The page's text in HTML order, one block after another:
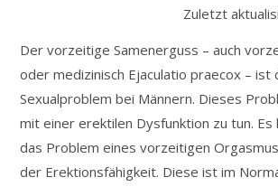
Zuletzt
Der vorzeitige Samenerguss – auch
oder medizinisch Ejaculatio praecox – ist
Sexualproblem bei Männern. Dieses
mit einer erektilen Dysfunktion zu tun.
das Problem eines vorzeitigen
der Erektionsfähigkeit. Diese ist im